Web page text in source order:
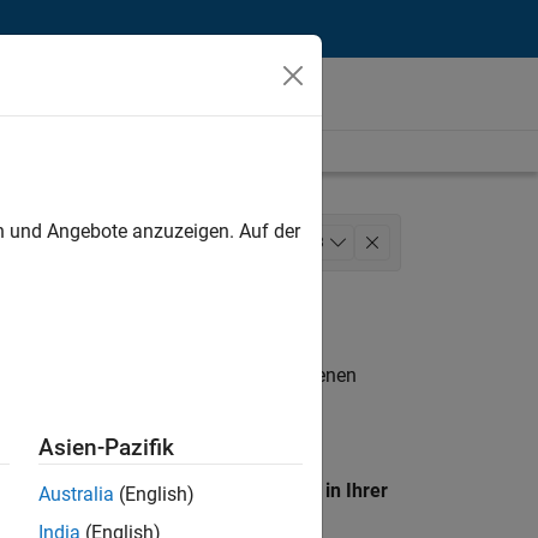
Sales Operations 3
. Wenn Sie noch immer keine offenen
unseres
Standort, um alle Stellenangebote in Ihrer
Angebote anzuzeigen. Auf der
Asien-Pazifik
Australia (English)
India (English)